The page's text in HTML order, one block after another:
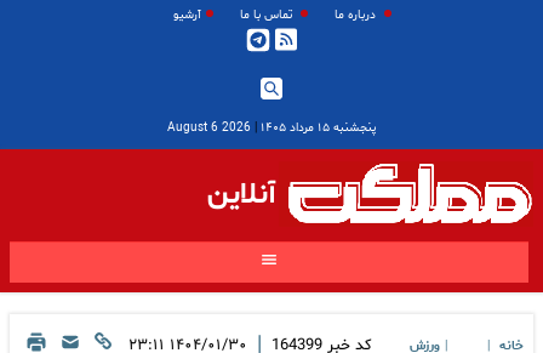
درباره ما تماس با ما آرشیو
پنجشنبه ۱۵ مرداد ۱۴۰۵ |
2026 August 6
آنلاین
خانه
ورزش
کد خبر 164399
| ۱۴۰۴/۰۱/۳۰ ۲۳:۱۱